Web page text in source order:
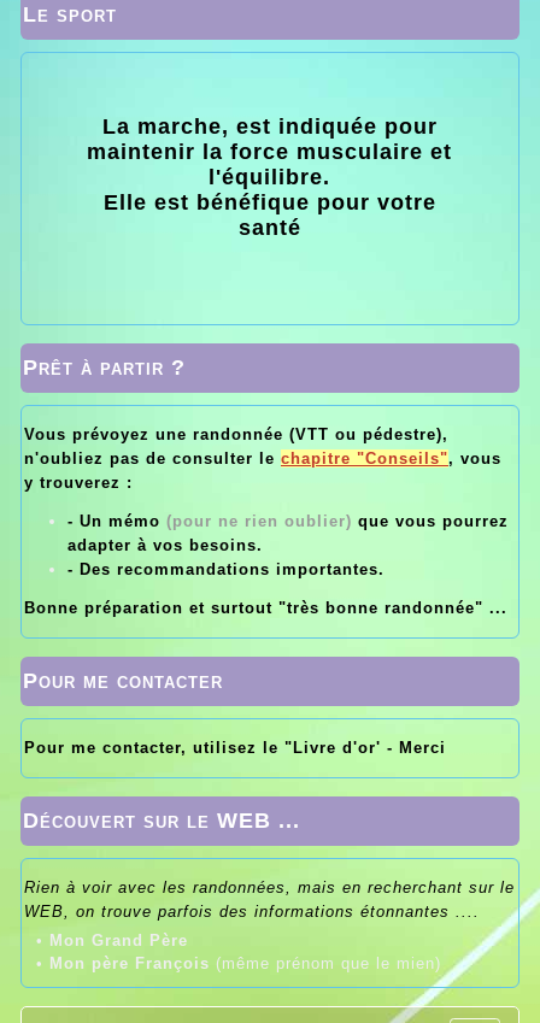
Le sport
La marche, est indiquée pour
maintenir la force musculaire et
l'équilibre.
Elle est bénéfique pour votre
santé
Prêt à partir ?
Vous prévoyez une randonnée (VTT ou pédestre),
n'oubliez pas de consulter le chapitre "Conseils", vous
y trouverez :
- Un mémo (pour ne rien oublier) que vous pourrez
adapter à vos besoins.
- Des recommandations importantes.
Bonne préparation et surtout "très bonne randonnée" ...
Pour me contacter
Pour me contacter, utilisez le "Livre d'or' - Merci
Découvert sur le WEB ...
Rien à voir avec les randonnées, mais en recherchant sur le
WEB, on trouve parfois des informations étonnantes ....
• Mon Grand Père
• Mon père François (même prénom que le mien)